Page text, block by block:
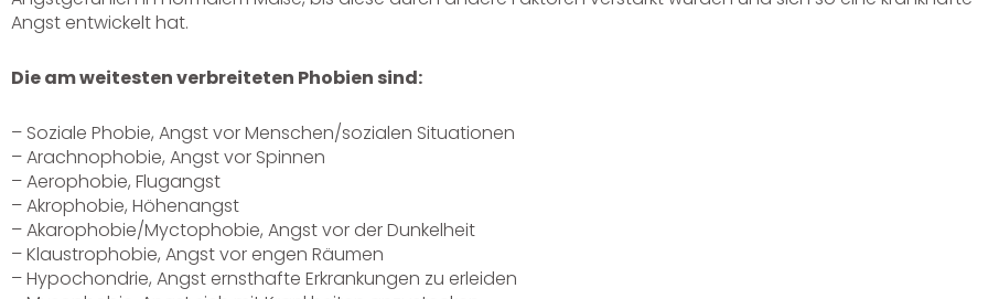
Angst entwickelt hat.
Die am weitesten verbreiteten Phobien sind:
– Soziale Phobie, Angst vor Menschen/sozialen Situationen
– Arachnophobie, Angst vor Spinnen
– Aerophobie, Flugangst
– Akrophobie, Höhenangst
– Akarophobie/Myctophobie, Angst vor der Dunkelheit
– Klaustrophobie, Angst vor engen Räumen
– Hypochondrie, Angst ernsthafte Erkrankungen zu erleiden